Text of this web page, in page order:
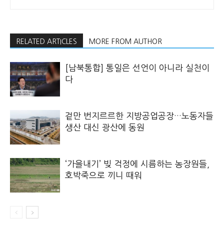
RELATED ARTICLES MORE FROM AUTHOR
[남북통합] 통일은 선언이 아니라 실천이
다
겉만 번지르르한 지방공업공장…노동자들
생산 대신 광산에 동원
‘가을내기’ 빚 걱정에 시름하는 농장원들,
호박죽으로 끼니 때워